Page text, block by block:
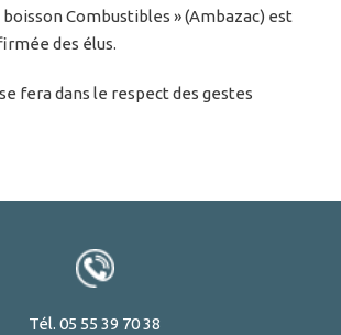
boisson Combustibles » (Ambazac) est
des élus.
fera dans le respect des gestes
Tél. 05 55 39 70 38